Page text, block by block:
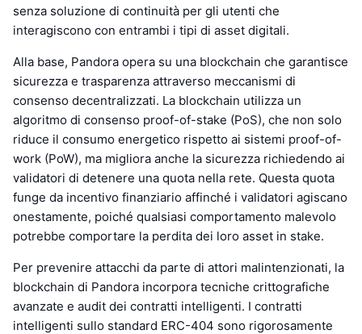
senza soluzione di continuità per gli utenti che
interagiscono con entrambi i tipi di asset digitali.
Alla base, Pandora opera su una blockchain che garantisce
sicurezza e trasparenza attraverso meccanismi di
consenso decentralizzati. La blockchain utilizza un
algoritmo di consenso proof-of-stake (PoS), che non solo
riduce il consumo energetico rispetto ai sistemi proof-of-
work (PoW), ma migliora anche la sicurezza richiedendo ai
validatori di detenere una quota nella rete. Questa quota
funge da incentivo finanziario affinché i validatori agiscano
onestamente, poiché qualsiasi comportamento malevolo
potrebbe comportare la perdita dei loro asset in stake.
Per prevenire attacchi da parte di attori malintenzionati, la
blockchain di Pandora incorpora tecniche crittografiche
avanzate e audit dei contratti intelligenti. I contratti
intelligenti sullo standard ERC-404 sono rigorosamente